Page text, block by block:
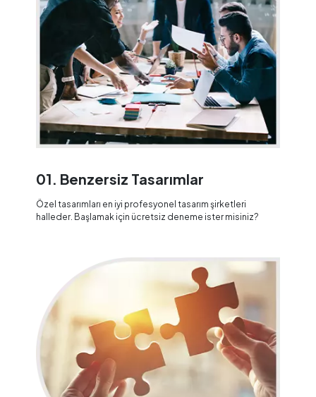
01. Benzersiz Tasarımlar
Özel tasarımları en iyi profesyonel tasarım şirketleri
halleder. Başlamak için ücretsiz deneme ister misiniz?